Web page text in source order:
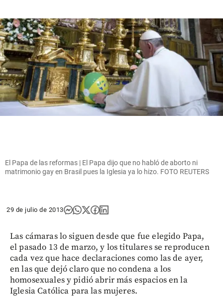
El Papa de las reformas | El Papa dijo que no habló de aborto ni
matrimonio gay en Brasil pues la Iglesia ya lo hizo. FOTO REUTERS
29 de julio de 2013
Las cámaras lo siguen desde que fue elegido Papa,
el pasado 13 de marzo, y los titulares se reproducen
cada vez que hace declaraciones como las de ayer,
en las que dejó claro que no condena a los
homosexuales y pidió abrir más espacios en la
Iglesia Católica para las mujeres.